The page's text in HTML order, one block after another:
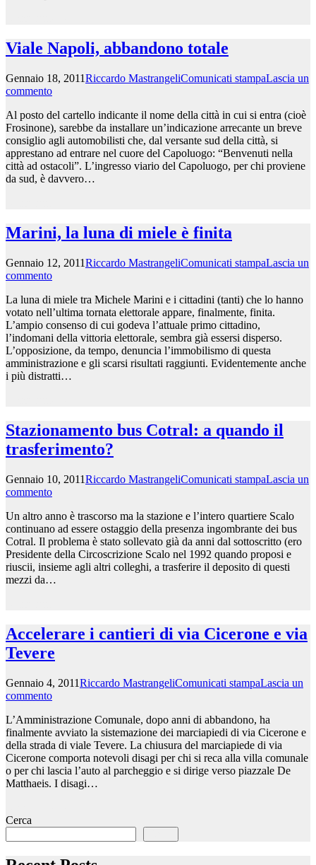
Viale Napoli, abbandono totale
Gennaio 18, 2011Riccardo MastrangeliComunicati stampaLascia un
commento
Al posto del cartello indicante il nome della città in cui si entra (cioè
Frosinone), sarebbe da installare un’indicazione arrecante un breve
consiglio agli automobilisti che, dal versante sud della città, si
apprestano ad entrare nel cuore del Capoluogo: “Benvenuti nella
città ad ostacoli”. L’ingresso viario del Capoluogo, per chi proviene
da sud, è davvero…
Marini, la luna di miele è finita
Gennaio 12, 2011Riccardo MastrangeliComunicati stampaLascia un
commento
La luna di miele tra Michele Marini e i cittadini (tanti) che lo hanno
votato nell’ultima tornata elettorale appare, finalmente, finita.
L’ampio consenso di cui godeva l’attuale primo cittadino,
l’indomani della vittoria elettorale, sembra già essersi disperso.
L’opposizione, da tempo, denuncia l’immobilismo di questa
amministrazione e gli scarsi risultati raggiunti. Evidentemente anche
i più distratti…
Stazionamento bus Cotral: a quando il
trasferimento?
Gennaio 10, 2011Riccardo MastrangeliComunicati stampaLascia un
commento
Un altro anno è trascorso ma la stazione e l’intero quartiere Scalo
continuano ad essere ostaggio della presenza ingombrante dei bus
Cotral. Il problema è stato sollevato già da anni dal sottoscritto (ero
Presidente della Circoscrizione Scalo nel 1992 quando proposi e
riuscii, insieme agli altri colleghi, a trasferire il deposito di questi
mezzi da…
Accelerare i cantieri di via Cicerone e via
Tevere
Gennaio 4, 2011Riccardo MastrangeliComunicati stampaLascia un
commento
L’Amministrazione Comunale, dopo anni di abbandono, ha
finalmente avviato la sistemazione dei marciapiedi di via Cicerone e
della strada di viale Tevere. La chiusura del marciapiede di via
Cicerone comporta notevoli disagi per chi si reca alla villa comunale
o per chi lascia l’auto al parcheggio e si dirige verso piazzale De
Matthaeis. I disagi…
Cerca